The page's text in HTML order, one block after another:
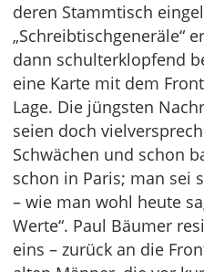
deren Stammtisch
„Schreibtischgeneräle“
dann schulterklopfend
eine Karte mit dem
Lage. Die jüngsten
seien doch
Schwächen und schon
schon in Paris; man sei
– wie man wohl heute
Werte“. Paul Bäumer
eins – zurück an die